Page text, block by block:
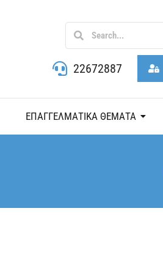
22672887
ΕΠΑΓΓΕΛΜΑΤΙΚΑ ΘΕΜΑΤΑ